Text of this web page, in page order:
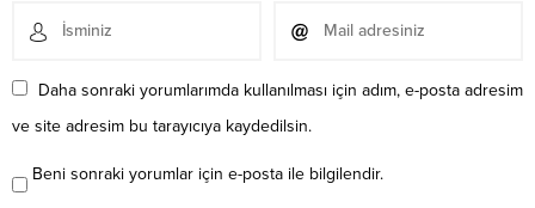
Daha sonraki yorumlarımda kullanılması için adım, e-posta adresim
ve site adresim bu tarayıcıya kaydedilsin.
Beni sonraki yorumlar için e-posta ile bilgilendir.